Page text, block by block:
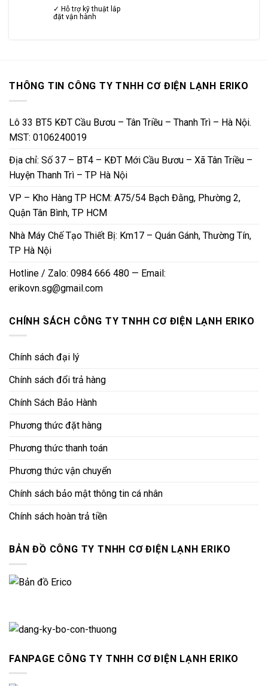
✓ Hỗ trợ kỹ thuật lắp
đặt vận hành
THÔNG TIN CÔNG TY TNHH CƠ ĐIỆN LẠNH ERIKO
Lô 33 BT5 KĐT Cầu Bươu – Tân Triều – Thanh Trì – Hà Nội.
MST: 0106240019
Địa chỉ: Số 37 – BT4 – KĐT Mới Cầu Bươu – Xã Tân Triều –
Huyện Thanh Trì – TP Hà Nội
VP – Kho Hàng TP HCM: A75/54 Bạch Đằng, Phường 2,
Quận Tân Bình, TP HCM
Nhà Máy Chế Tạo Thiết Bị: Km17 – Quán Gánh, Thường Tín,
TP Hà Nội
Hotline / Zalo: 0984 666 480 — Email:
erikovn.sg@gmail.com
CHÍNH SÁCH CÔNG TY TNHH CƠ ĐIỆN LẠNH ERIKO
Chính sách đại lý
Chính sách đổi trả hàng
Chính Sách Bảo Hành
Phương thức đặt hàng
Phương thức thanh toán
Phương thức vận chuyển
Chính sách bảo mật thông tin cá nhân
Chính sách hoàn trả tiền
BẢN ĐỒ CÔNG TY TNHH CƠ ĐIỆN LẠNH ERIKO
FANPAGE CÔNG TY TNHH CƠ ĐIỆN LẠNH ERIKO